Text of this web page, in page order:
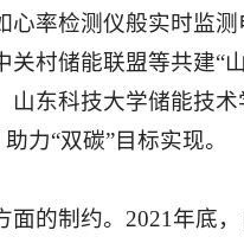
率检测仪般实时监
村储能联盟等共建“
东科技大学储能技术
力“双碳”目标实现。
的制约。2021年底